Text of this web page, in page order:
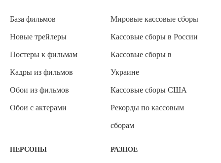
База фильмов
Новые трейлеры
Постеры к фильмам
Кадры из фильмов
Обои из фильмов
Обои с актерами
Мировые кассовые сборы
Кассовые сборы в России
Кассовые сборы в
Украине
Кассовые сборы США
Рекорды по кассовым
сборам
ПЕРСОНЫ РАЗНОЕ